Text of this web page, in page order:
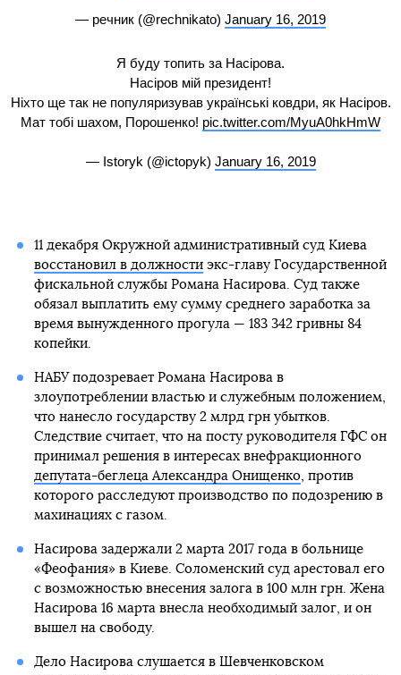
— речник (@rechnikato) January 16, 2019
Я буду топить за Насірова.
Насіров мій президент!
Ніхто ще так не популяризував українські ковдри, як Насіров.
Мат тобі шахом, Порошенко! pic.twitter.com/MyuA0hkHmW
— Istoryk (@ictopyk) January 16, 2019
11 декабря Окружной административный суд Киева
восстановил в должностиэкс-главу Государственной
фискальной службы Романа Насирова. Суд также
обязал выплатить ему сумму среднего заработка за
время вынужденного прогула — 183 342 гривны 84
копейки.
НАБУ подозревает Романа Насирова в
злоупотреблении властью и служебным положением,
что нанесло государству 2 млрд грн убытков.
Следствие считает, что на посту руководителя ГФС он
принимал решения в интересах внефракционного
депутата-беглеца Александра Онищенко, против
которого расследуют производство по подозрению в
махинациях с газом.
Насирова задержали 2 марта 2017 года в больнице
«Феофания» в Киеве. Соломенский суд арестовал его
с возможностью внесения залога в 100 млн грн. Жена
Насирова 16 марта внесла необходимый залог, и он
вышел на свободу.
Дело Насирова слушается в Шевченковском